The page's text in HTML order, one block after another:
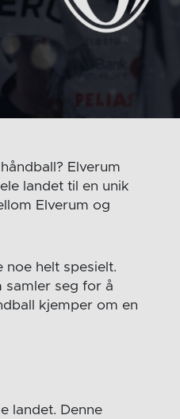
Elverum
landet til en unik
Elverum og
noe helt spesielt.
samler seg for å
kjemper om en
landet. Denne